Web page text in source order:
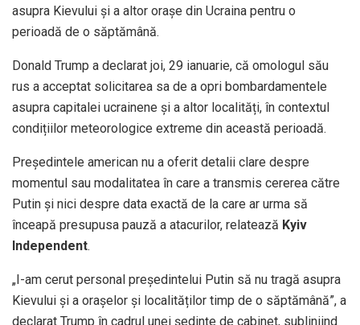
asupra Kievului și a altor orașe din Ucraina pentru o
perioadă de o săptămână.
Donald Trump a declarat joi, 29 ianuarie, că omologul său
rus a acceptat solicitarea sa de a opri bombardamentele
asupra capitalei ucrainene și a altor localități, în contextul
condițiilor meteorologice extreme din această perioadă.
Președintele american nu a oferit detalii clare despre
momentul sau modalitatea în care a transmis cererea către
Putin și nici despre data exactă de la care ar urma să
înceapă presupusa pauză a atacurilor, relatează Kyiv
Independent.
„I-am cerut personal președintelui Putin să nu tragă asupra
Kievului și a orașelor și localităților timp de o săptămână”, a
declarat Trump în cadrul unei ședințe de cabinet, subliniind